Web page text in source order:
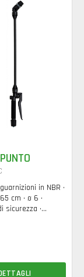
in NBR •
cm • ø 6 •
sicurezza •...